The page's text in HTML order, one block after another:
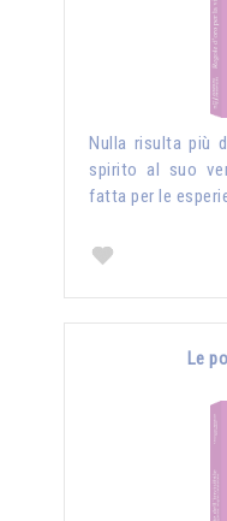
Nulla risulta più
spirito al suo
fatta per le
Le